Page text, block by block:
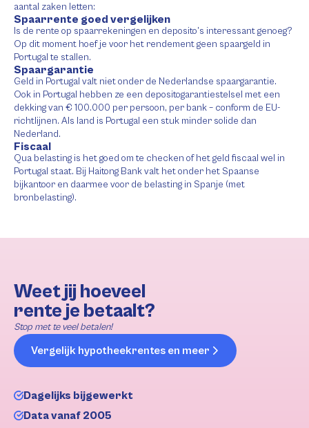
aantal zaken letten:
Spaarrente goed vergelijken
Is de rente op spaarrekeningen en deposito’s interessant genoeg?
Op dit moment hoef je voor het rendement geen spaargeld in
Portugal te stallen.
Spaargarantie
Geld in Portugal valt niet onder de Nederlandse spaargarantie.
Ook in Portugal hebben ze een depositogarantiestelsel met een
dekking van € 100.000 per persoon, per bank – conform de EU-
richtlijnen. Als land is Portugal een stuk minder solide dan
Nederland.
Fiscaal
Qua belasting is het goed om te checken of het geld fiscaal wel in
Portugal staat. Bij Haitong Bank valt het onder het Spaanse
bijkantoor en daarmee voor de belasting in Spanje (met
bronbelasting).
Weet jij hoeveel
rente je betaalt?
Stop met te veel betalen!
Vergelijk hypotheekrentes en meer
Dagelijks bijgewerkt
Data vanaf 2005